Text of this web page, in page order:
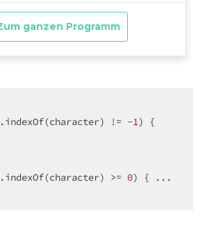
!= -1) {
>= 0) { ...